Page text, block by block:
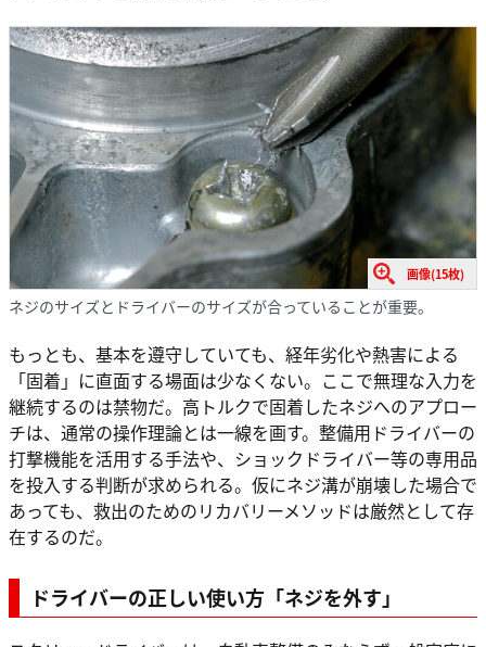
画像(15枚)
ネジのサイズとドライバーのサイズが合っていることが重要。
もっとも、基本を遵守していても、経年劣化や熱害による
「固着」に直面する場面は少なくない。ここで無理な入力を
継続するのは禁物だ。高トルクで固着したネジへのアプロー
チは、通常の操作理論とは一線を画す。整備用ドライバーの
打撃機能を活用する手法や、ショックドライバー等の専用品
を投入する判断が求められる。仮にネジ溝が崩壊した場合で
あっても、救出のためのリカバリーメソッドは厳然として存
在するのだ。
ドライバーの正しい使い方「ネジを外す」